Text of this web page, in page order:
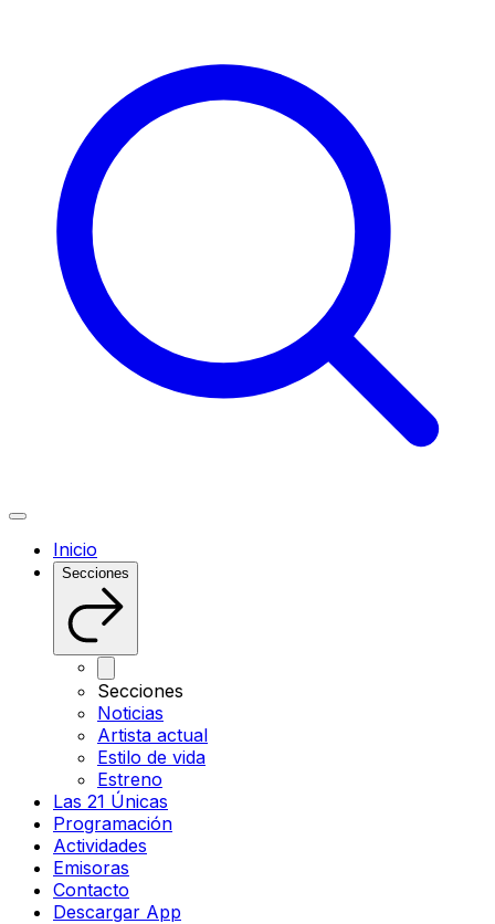
Inicio
Secciones
Secciones
Noticias
Artista actual
Estilo de vida
Estreno
Las 21 Únicas
Programación
Actividades
Emisoras
Contacto
Descargar App